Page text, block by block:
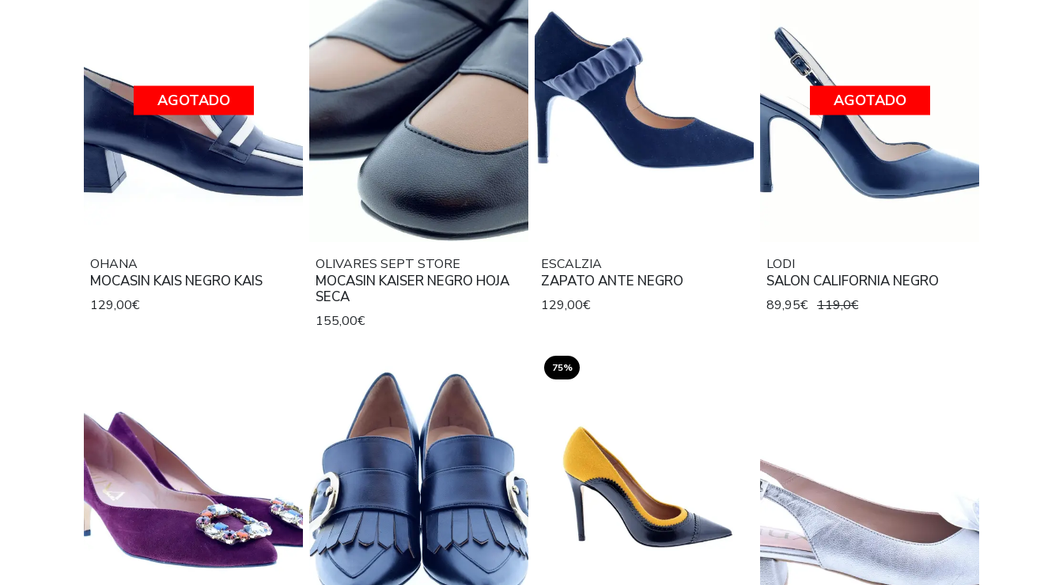
AGOTADO
OHANA
MOCASIN KAIS NEGRO KAIS
129,00€
OLIVARES SEPT STORE
MOCASIN KAISER NEGRO HOJA
SECA
155,00€
ESCALZIA
ZAPATO ANTE NEGRO
129,00€
AGOTADO
LODI
SALON CALIFORNIA NEGRO
89,95€ 119,0€
75%